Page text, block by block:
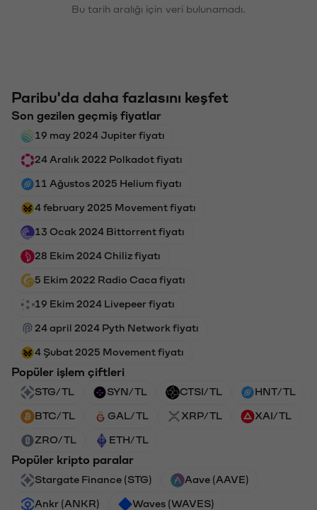
Bu tarih aralığı için veri bulunamadı.
Paribu'da daha fazlasını keşfet
Son gezilen geçmiş fiyatlar
19 may 2024 Jupiter fiyatı
24 Aralık 2022 Polkadot fiyatı
11 Ağustos 2025 Helium fiyatı
4 february 2025 Movement fiyatı
13 Ocak 2024 Bittorrent fiyatı
28 Ekim 2024 Chiliz fiyatı
5 Ekim 2022 Radio Caca fiyatı
19 Ekim 2024 Livepeer fiyatı
24 april 2024 Pyth Network fiyatı
4 Şubat 2025 Movement fiyatı
Popüler işlem çiftleri
STG/TL SYN/TL CTSI/TL HNT/TL
BTC/TL GAL/TL XRP/TL XAI/TL
ZRO/TL ETH/TL
Popüler kripto paralar
Stargate Finance (STG) Aave (AAVE)
Ankr (ANKR) Waves (WAVES)